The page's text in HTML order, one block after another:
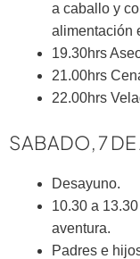
a caballo y
alimentación
19.30hrs
21.00hrs
22.00hrs
SABADO, 7 DE
Desayuno.
10.30 a
aventura.
Padres e